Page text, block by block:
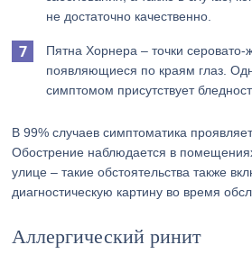
не достаточно качественно.
Пятна Хорнера – точки серовато-
появляющиеся по краям глаз.
симптомом присутствует
В 99% случаев симптоматика
Обострение наблюдается в
улице – такие обстоятельства также
диагностическую картину во время
Аллергический ринит